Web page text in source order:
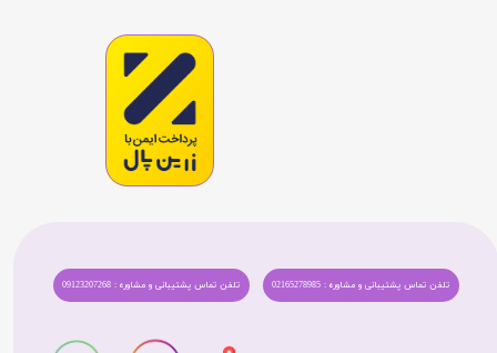
تلفن تماس پشتیبانی و مشاوره : 09123207268 تلفن تماس پشتیبانی و مشاوره : 02165278985